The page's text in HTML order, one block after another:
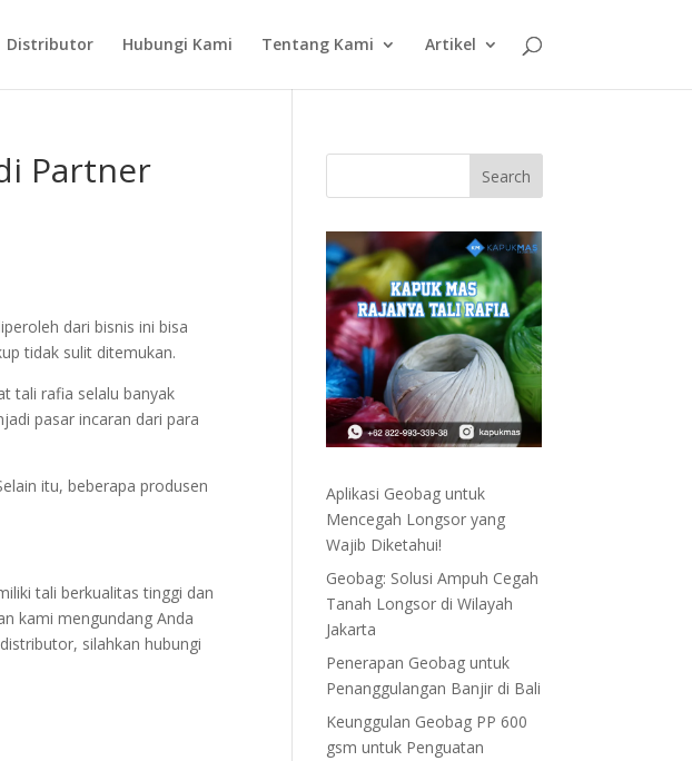
Distributor Hubungi Kami Tentang Kami Artikel
Partner
dari bisnis ini bisa
tidak sulit ditemukan.
tali rafia selalu banyak
pasar incaran dari para
itu, beberapa produsen
tali berkualitas tinggi dan
kami mengundang Anda
silahkan hubungi
Aplikasi Geobag untuk
Mencegah Longsor yang
Wajib Diketahui!
Geobag: Solusi Ampuh Cegah
Tanah Longsor di Wilayah
Jakarta
Penerapan Geobag untuk
Penanggulangan Banjir di Bali
Keunggulan Geobag PP 600
gsm untuk Penguatan